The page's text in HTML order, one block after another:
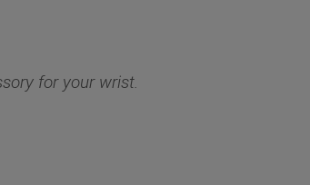
for your wrist.